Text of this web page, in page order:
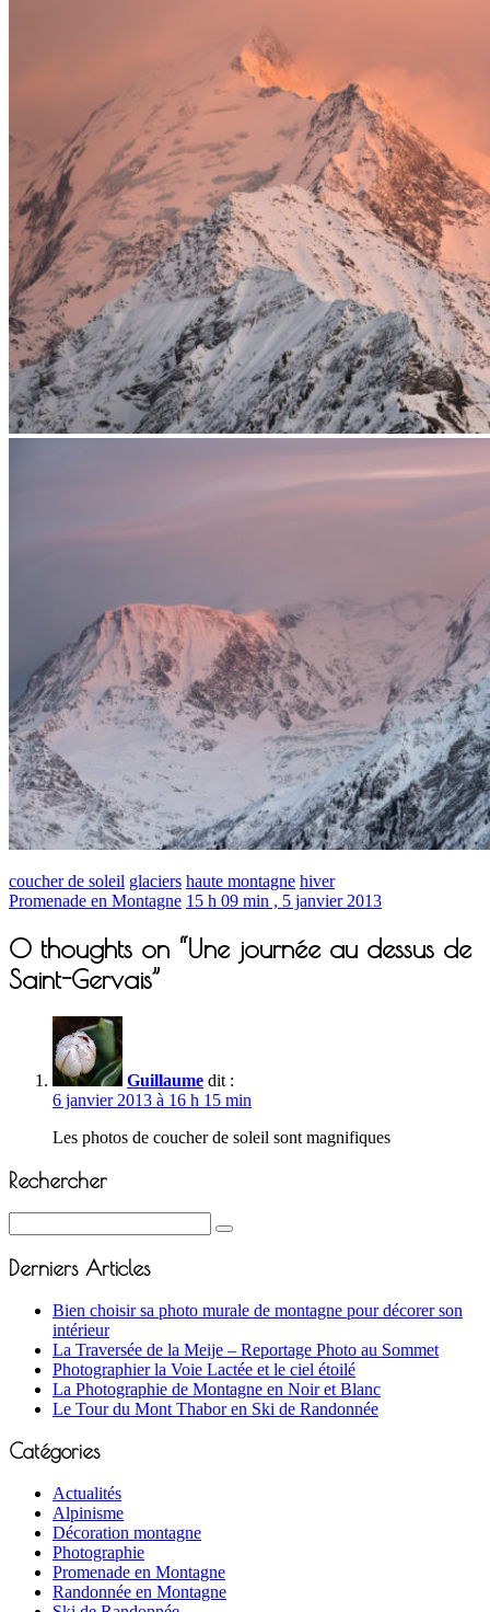
coucher de soleil glaciers haute montagne hiver
Promenade en Montagne 15 h 09 min , 5 janvier 2013
0 thoughts on “Une journée au dessus de
Saint-Gervais”
Guillaume dit :
6 janvier 2013 à 16 h 15 min
Les photos de coucher de soleil sont magnifiques
Rechercher
Derniers Articles
Bien choisir sa photo murale de montagne pour décorer son
intérieur
La Traversée de la Meije – Reportage Photo au Sommet
Photographier la Voie Lactée et le ciel étoilé
La Photographie de Montagne en Noir et Blanc
Le Tour du Mont Thabor en Ski de Randonnée
Catégories
Actualités
Alpinisme
Décoration montagne
Photographie
Promenade en Montagne
Randonnée en Montagne